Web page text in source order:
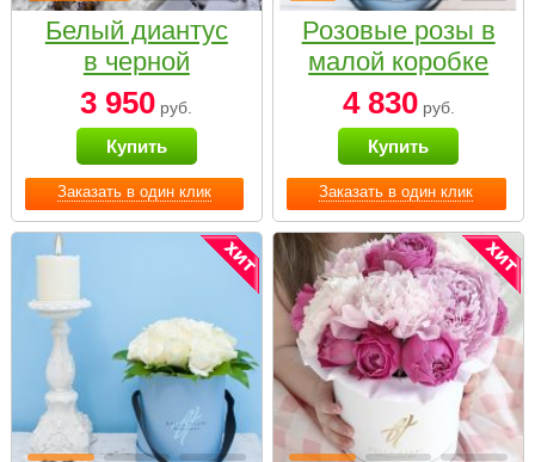
Заказать в один клик
Белый диантус
в черной
коробке Small
3 950 руб.
Купить
Заказать в один клик
Розовые розы в
малой коробке
4 830руб.
Купить